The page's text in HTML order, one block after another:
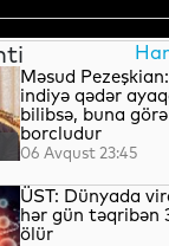
Məsud
indiyə qədər
bilibsə, buna
borcludur
06 Avqust 23:45
ÜST: Dünyada
hər gün təqribən
ölür